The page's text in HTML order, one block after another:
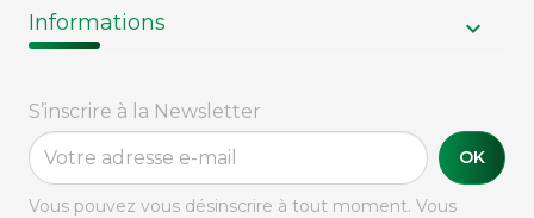
Informations
S’inscrire à la Newsletter
OK
Vous pouvez vous désinscrire à tout moment. Vous